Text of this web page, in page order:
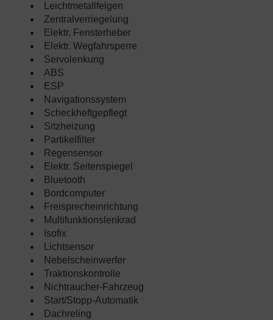
Leichtmetallfelgen
Zentralverriegelung
Elektr. Fensterheber
Elektr. Wegfahrsperre
Servolenkung
ABS
ESP
Navigationssystem
Scheckheftgepflegt
Sitzheizung
Partikelfilter
Regensensor
Elektr. Seitenspiegel
Bluetooth
Bordcomputer
Freisprecheinrichtung
Multifunktionslenkrad
Isofix
Lichtsensor
Nebelscheinwerfer
Traktionskontrolle
Nichtraucher-Fahrzeug
Start/Stopp-Automatik
Dachreling